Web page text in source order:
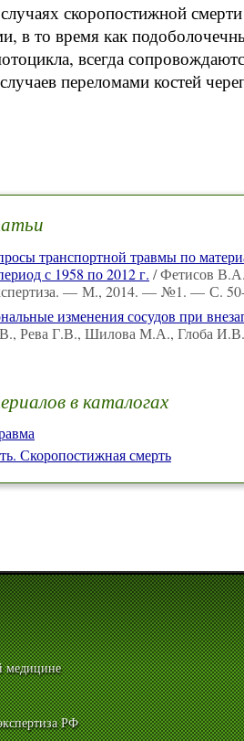
скоропостижной
в то время как
всегда
переломами костей
транспортной травмы по
с 1958 по 2012 г. / Фетисов
— М., 2014. — №1. — С.
изменения сосудов при
Рева Г.В., Шилова М.А., Глоба
в каталогах
Скоропостижная смерть
медицине
РФ